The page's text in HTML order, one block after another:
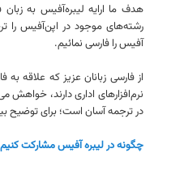
هدف ما ارایه لیبره‌آفیس به
رشته‌های موجود در اپن‌آفیس را
آفیس را فارسی نمائیم.
از فارسی زبانان عزیز که علاقه
نرم‌افزارهای اداری دارند، خواهش
در ترجمه آسان است؛ برای توضیح
چگونه در لیبره آفیس مشارکت